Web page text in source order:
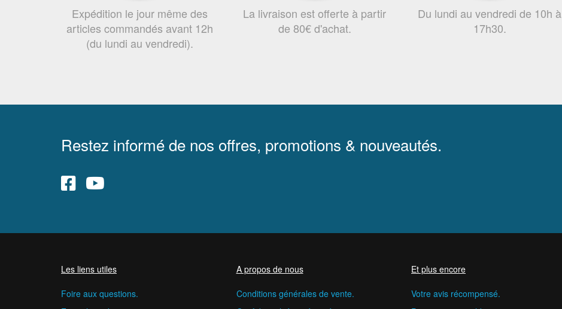
Expédition le jour même des
articles commandés avant 12h
(du lundi au vendredi).
La livraison est offerte à partir
de 80€ d'achat.
Du lundi au vendredi de 10h à
17h30.
Restez informé de nos offres, promotions & nouveautés.
Les liens utiles
Foire aux questions.
A propos de nous
Conditions générales de vente.
Et plus encore
Votre avis récompensé.